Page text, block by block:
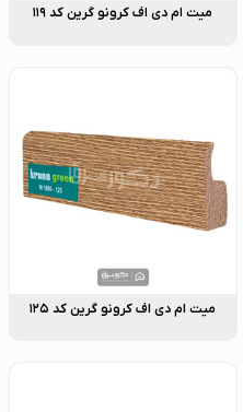
میت ام دی اف کرونو گرین کد ۱۱۹
میت ام دی اف کرونو گرین کد ۱۲۵